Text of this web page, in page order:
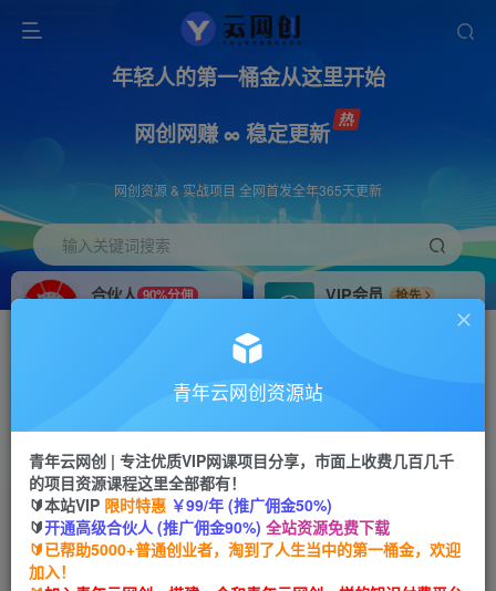
年轻人的第一桶金从这里开始
网创网赚 ∞ 稳定更新
网创资源 & 实战项目 全网首发全年365天更新
输入关键词搜索
合伙人 90%分佣
VIP会员
抢先
搭建同款网站，自己当老板
首页 创业课程 会员免费 正文
年入百W大访谈，多位大佬的创业逆风翻盘之路，
看懂普通人逆袭的底层逻辑，找寻属于自己的创业
方向
青年云网创资源站
青年云网创 | 专注优质VIP网课项目分享，市面上收费几百几千
的项目资源课程这里全部都有！
🔰本站VIP 限时特惠 ￥99/年 (推广佣金50%)
🔰开通高级合伙人 (推广佣金90%) 全站资源免费下载
🔰已帮助5000+普通创业者，淘到了人生当中的第一桶金，欢迎
加入！